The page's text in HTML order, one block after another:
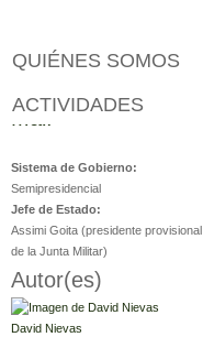
QUIÉNES SOMOS
ACTIVIDADES
Malí
Sistema de Gobierno:
Semipresidencial
Jefe de Estado:
Assimi Goita (presidente provisional
de la Junta Militar)
Autor(es)
David Nievas